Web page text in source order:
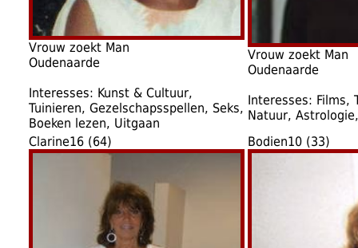
Vrouw zoekt Man
Oudenaarde
Interesses: Kunst & Cultuur,
Tuinieren, Gezelschapsspellen, Seks,
Boeken lezen, Uitgaan
Vrouw zoekt Man
Oudenaarde
Interesses: Films,
Natuur,
Clarine16 (64)
Bodien10 (33)